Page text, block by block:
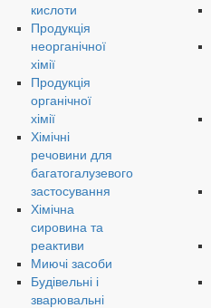
кислоти
Продукція
неорганічної
хімії
Продукція
органічної
хімії
Хімічні
речовини для
багатогалузевого
застосування
Хімічна
сировина та
реактиви
Миючі засоби
Будівельні і
зварювальні